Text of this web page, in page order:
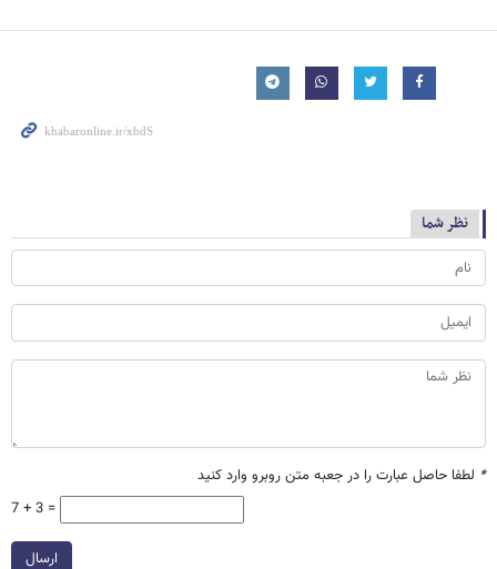
نظر شما
* لطفا حاصل عبارت را در جعبه متن روبرو وارد کنید
7 + 3 =
ارسال